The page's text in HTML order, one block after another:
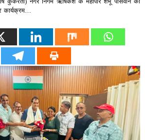
कार्यक्रम…